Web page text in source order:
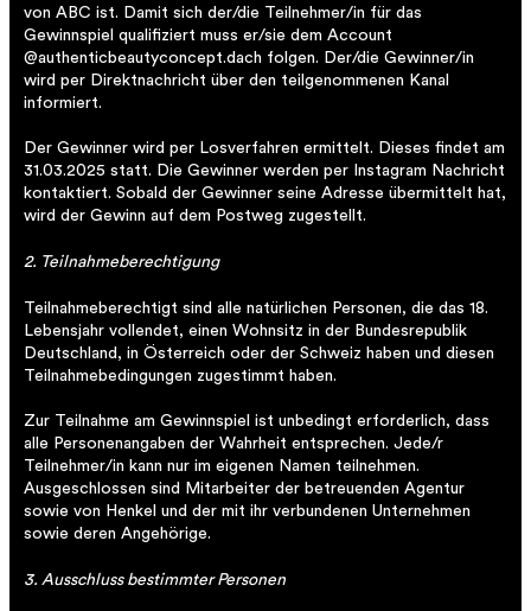
von ABC ist. Damit sich der/die Teilnehmer/in für das
Gewinnspiel qualifiziert muss er/sie dem Account
@authenticbeautyconcept.dach folgen. Der/die Gewinner/in
wird per Direktnachricht über den teilgenommenen Kanal
informiert.
Der Gewinner wird per Losverfahren ermittelt. Dieses findet am
31.03.2025 statt. Die Gewinner werden per Instagram Nachricht
kontaktiert. Sobald der Gewinner seine Adresse übermittelt hat,
wird der Gewinn auf dem Postweg zugestellt.
2. Teilnahmeberechtigung
Teilnahmeberechtigt sind alle natürlichen Personen, die das 18.
Lebensjahr vollendet, einen Wohnsitz in der Bundesrepublik
Deutschland, in Österreich oder der Schweiz haben und diesen
Teilnahmebedingungen zugestimmt haben.
Zur Teilnahme am Gewinnspiel ist unbedingt erforderlich, dass
alle Personenangaben der Wahrheit entsprechen. Jede/r
Teilnehmer/in kann nur im eigenen Namen teilnehmen.
Ausgeschlossen sind Mitarbeiter der betreuenden Agentur
sowie von Henkel und der mit ihr verbundenen Unternehmen
sowie deren Angehörige.
3. Ausschluss bestimmter Personen